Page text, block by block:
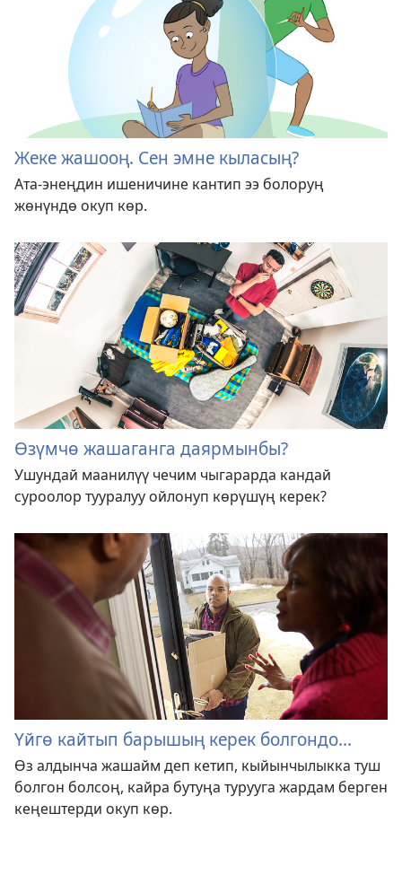
Жеке жашооң. Сен эмне кыласың?
Ата-энеңдин ишеничине кантип ээ болоруң
жөнүндө окуп көр.
Өзүмчө жашаганга даярмынбы?
Ушундай маанилүү чечим чыгарарда кандай
суроолор тууралуу ойлонуп көрүшүң керек?
Үйгө кайтып барышың керек болгондо...
Өз алдынча жашайм деп кетип, кыйынчылыкка туш
болгон болсоң, кайра бутуңа турууга жардам берген
кеңештерди окуп көр.